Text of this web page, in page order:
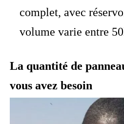
complet, avec
volume varie entre
La quantité de
vous avez besoin